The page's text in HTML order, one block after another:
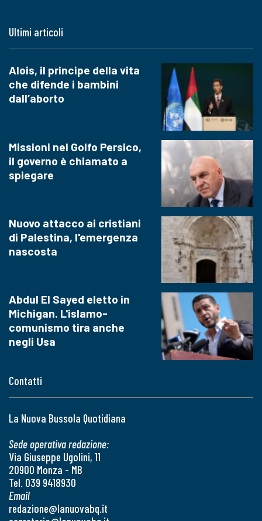
Contatti
La Nuova Bussola Quotidiana
Sede operativa redazione:
Via Giuseppe Ugolini, 11
20900 Monza - MB
Tel. 039 9418930
Email
redazione@lanuovabq.it
Ultimi articoli
Alois, il principe della vita
che difende i bambini
dall’aborto
Missioni nel Golfo Persico,
il governo è chiamato a
spiegare
Nuovo attacco ai cristiani
di Palestina, l'emergenza
nascosta
Abdul El Sayed eletto in
Michigan. L'islamo-
comunismo tira anche
negli Usa